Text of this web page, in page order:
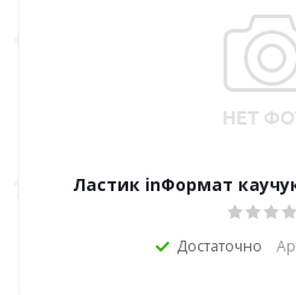
Ластик inФормат
Достаточно